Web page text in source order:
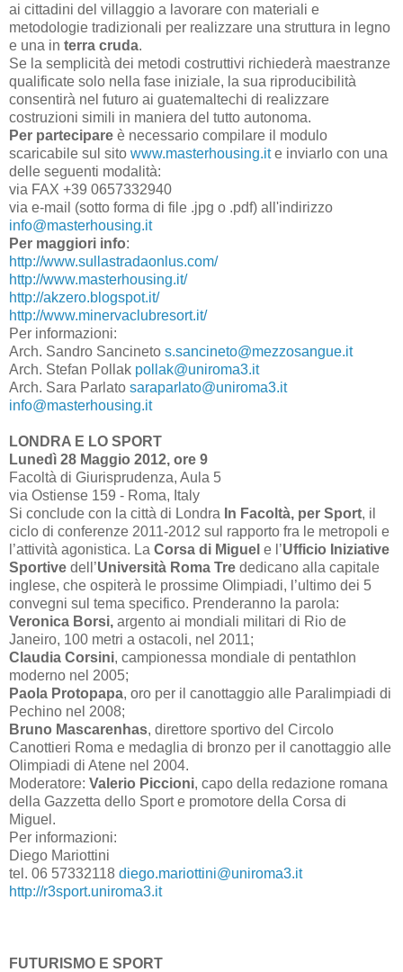
ai cittadini del villaggio a lavorare con materiali e
metodologie tradizionali per realizzare una struttura in legno
e una in terra cruda.
Se la semplicità dei metodi costruttivi richiederà maestranze
qualificate solo nella fase iniziale, la sua riproducibilità
consentirà nel futuro ai guatemaltechi di realizzare
costruzioni simili in maniera del tutto autonoma.
Per partecipare è necessario compilare il modulo
scaricabile sul sito www.masterhousing.ite inviarlo con una
delle seguenti modalità:
via FAX +39 0657332940
via e-mail (sotto forma di file .jpg o .pdf) all'indirizzo
info@masterhousing.it
Per maggiori info:
http://www.sullastradaonlus.com/
http://www.masterhousing.it/
http://akzero.blogspot.it/
http://www.minervaclubresort.it/
Per informazioni:
Arch. Sandro Sancineto s.sancineto@mezzosangue.it
Arch. Stefan Pollak pollak@uniroma3.it
Arch. Sara Parlato saraparlato@uniroma3.it
info@masterhousing.it
LONDRA E LO SPORT
Lunedì 28 Maggio 2012, ore 9
Facoltà di Giurisprudenza, Aula 5
via Ostiense 159 - Roma, Italy
Si conclude con la città di Londra In Facoltà, per Sport, il
ciclo di conferenze 2011-2012 sul rapporto fra le metropoli e
l’attività agonistica. La Corsa di Miguel e l’Ufficio Iniziative
Sportive dell’Università Roma Tre dedicano alla capitale
inglese, che ospiterà le prossime Olimpiadi, l’ultimo dei 5
convegni sul tema specifico. Prenderanno la parola:
Veronica Borsi, argento ai mondiali militari di Rio de
Janeiro, 100 metri a ostacoli, nel 2011;
Claudia Corsini, campionessa mondiale di pentathlon
moderno nel 2005;
Paola Protopapa, oro per il canottaggio alle Paralimpiadi di
Pechino nel 2008;
Bruno Mascarenhas, direttore sportivo del Circolo
Canottieri Roma e medaglia di bronzo per il canottaggio alle
Olimpiadi di Atene nel 2004.
Moderatore: Valerio Piccioni, capo della redazione romana
della Gazzetta dello Sport e promotore della Corsa di
Miguel.
Per informazioni:
Diego Mariottini
tel. 06 57332118 diego.mariottini@uniroma3.it
http://r3sport.uniroma3.it
FUTURISMO E SPORT